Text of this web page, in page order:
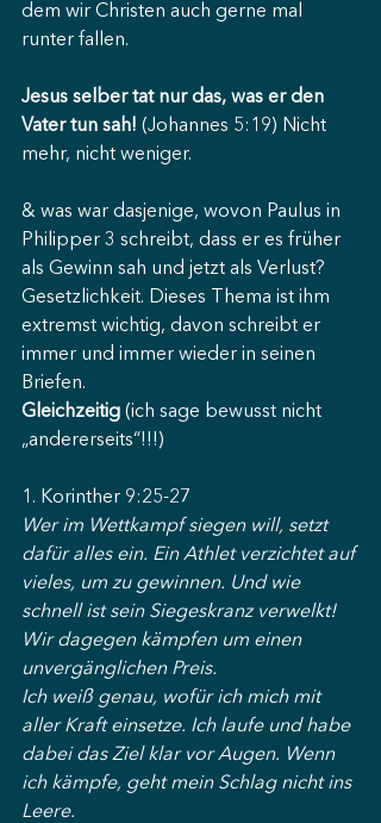
dem wir Christen auch gerne mal
runter fallen.
Jesus selber tat nur das, was er den
Vater tun sah! (Johannes 5:19) Nicht
mehr, nicht weniger.
& was war dasjenige, wovon Paulus in
Philipper 3 schreibt, dass er es früher
als Gewinn sah und jetzt als Verlust?
Gesetzlichkeit. Dieses Thema ist ihm
extremst wichtig, davon schreibt er
immer und immer wieder in seinen
Briefen.
Gleichzeitig (ich sage bewusst nicht
„andererseits“!!!)
1. Korinther 9:25-27
Wer im Wettkampf siegen will, setzt
dafür alles ein. Ein Athlet verzichtet auf
vieles, um zu gewinnen. Und wie
schnell ist sein Siegeskranz verwelkt!
Wir dagegen kämpfen um einen
unvergänglichen Preis.
Ich weiß genau, wofür ich mich mit
aller Kraft einsetze. Ich laufe und habe
dabei das Ziel klar vor Augen. Wenn
ich kämpfe, geht mein Schlag nicht ins
Leere.